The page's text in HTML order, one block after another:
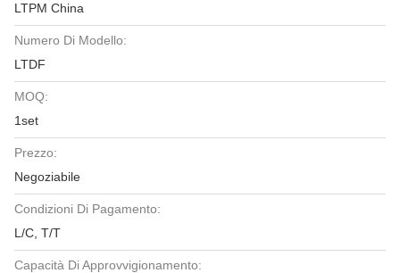
LTPM China
Numero Di Modello:
LTDF
MOQ:
1set
Prezzo:
Negoziabile
Condizioni Di Pagamento:
L/C, T/T
Capacità Di Approvvigionamento: